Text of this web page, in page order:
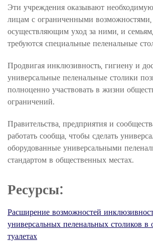
Эти учреждения оказывают
лицам с ограниченными
осуществляющим уход за ними, и
требуются специальные пеленальные
Продвигая инклюзивность, гигиену и
универсальные пеленальные столики
полноценно участвовать в жизни
ограничений.
Правительства, предприятия и
работать сообща, чтобы сделать
оборудованные универсальными
стандартом в общественных местах.
Ресурсы:
Расширение возможностей
универсальных пеленальных столиков
туалетах